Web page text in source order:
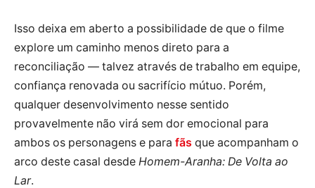
Isso deixa em aberto a possibilidade de que o filme
explore um caminho menos direto para a
reconciliação — talvez através de trabalho em equipe,
confiança renovada ou sacrifício mútuo. Porém,
qualquer desenvolvimento nesse sentido
provavelmente não virá sem dor emocional para
ambos os personagens e para fãs que acompanham o
arco deste casal desde Homem-Aranha: De Volta ao
Lar.